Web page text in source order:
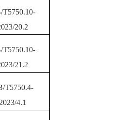
T5750.10-
23/20.2
T5750.10-
23/21 .2
T5750.4-
2023/4.1